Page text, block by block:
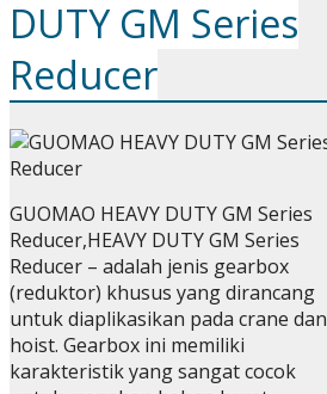
DUTY GM Series
Reducer
GUOMAO HEAVY DUTY GM Series
Reducer,HEAVY DUTY GM Series
Reducer – adalah jenis gearbox
(reduktor) khusus yang dirancang
untuk diaplikasikan pada crane dan
hoist. Gearbox ini memiliki
karakteristik yang sangat cocok